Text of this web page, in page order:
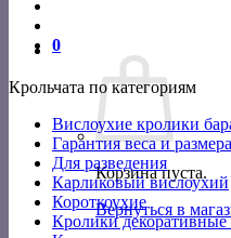
0
Корзина пуста.
Вернуться в
Крольчата по категориям
Вислоухие кролики
Гарантия веса и размера
Для разведения
Карликовый вислоухий
Короткоухие
Кролики декоративные